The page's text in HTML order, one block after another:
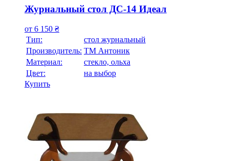
Журнальный стол ДС-14 Идеал
от 6 150 ₴
Тип:
стол журнальный
Производитель: ТМ Антоник
Материал:
стекло, ольха
Цвет:
на выбор
Купить